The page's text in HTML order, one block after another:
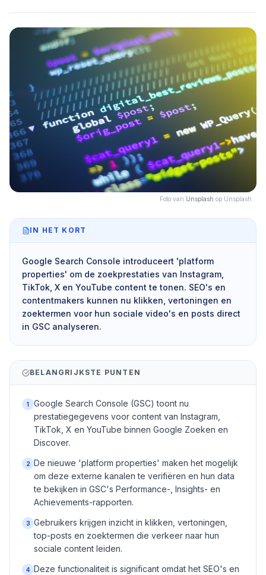
Foto van Unsplash op Unsplash
IN HET KORT
Google Search Console introduceert 'platform
properties' om de zoekprestaties van Instagram,
TikTok, X en YouTube content te tonen. SEO's en
contentmakers kunnen nu klikken, vertoningen en
zoektermen voor hun sociale video's en posts direct
in GSC analyseren.
BELANGRIJKSTE PUNTEN
1
Google Search Console (GSC) toont nu
prestatiegegevens voor content van Instagram,
TikTok, X en YouTube binnen Google Zoeken en
Discover.
2 De nieuwe 'platform properties' maken het mogelijk
om deze externe kanalen te verifiëren en hun data
te bekijken in GSC's Performance-, Insights- en
Achievements-rapporten.
3 Gebruikers krijgen inzicht in klikken, vertoningen,
top-posts en zoektermen die verkeer naar hun
sociale content leiden.
4 Deze functionaliteit is significant omdat het SEO's en